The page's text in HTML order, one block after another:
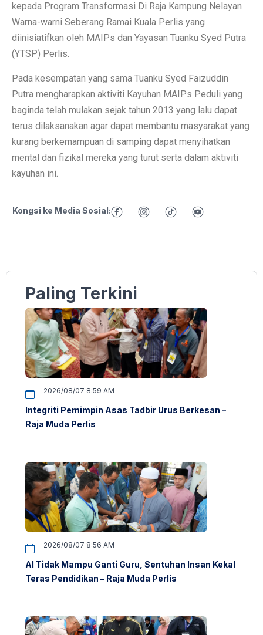
kepada Program Transformasi Di Raja Kampung Nelayan
Warna-warni Seberang Ramai Kuala Perlis yang
diinisiatifkan oleh MAIPs dan Yayasan Tuanku Syed Putra
(YTSP) Perlis.
Pada kesempatan yang sama Tuanku Syed Faizuddin
Putra mengharapkan aktiviti Kayuhan MAIPs Peduli yang
baginda telah mulakan sejak tahun 2013 yang lalu dapat
terus dilaksanakan agar dapat membantu masyarakat yang
kurang berkemampuan di samping dapat menyihatkan
mental dan fizikal mereka yang turut serta dalam aktiviti
kayuhan ini.
Kongsi ke Media Sosial:
Paling Terkini
2026/08/07 8:59 AM
Integriti Pemimpin Asas Tadbir Urus Berkesan –
Raja Muda Perlis
2026/08/07 8:56 AM
AI Tidak Mampu Ganti Guru, Sentuhan Insan Kekal
Teras Pendidikan – Raja Muda Perlis